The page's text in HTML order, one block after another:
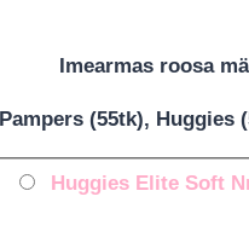
Imearmas roosa
(55tk), Huggies
Huggies Elite Soft